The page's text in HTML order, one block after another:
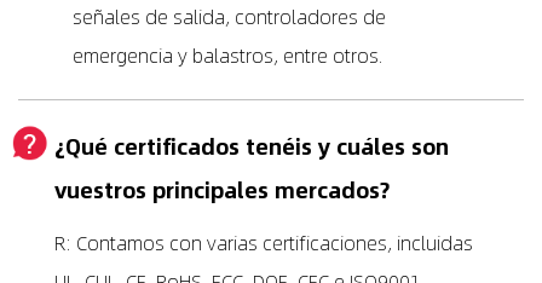
señales de salida, controladores de
emergencia y balastros, entre otros.
¿Qué certificados tenéis y cuáles son
vuestros principales mercados?
R: Contamos con varias certificaciones, incluidas